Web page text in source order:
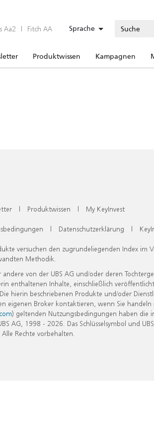
Aa2 | Fitch AA Sprache
Produktwissen Kampagnen
| Produktwissen | My KeyInvest
| Datenschutzerklärung |
versuchen den zugrundeliegenden Index im
Methodik.
von der UBS AG und/oder deren
enthaltenen Inhalte, einschließlich
hierin beschriebenen Produkte und/oder
Broker kontaktieren, wenn Sie handeln
) geltenden Nutzungsbedingungen haben die
AG, 1998 - 2026. Das Schlüsselsymbol und
Rechte vorbehalten.